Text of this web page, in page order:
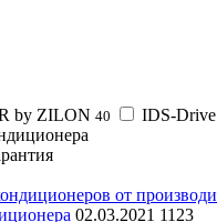
by ZILON 40 IDS-Drive
02.03.2021 1123